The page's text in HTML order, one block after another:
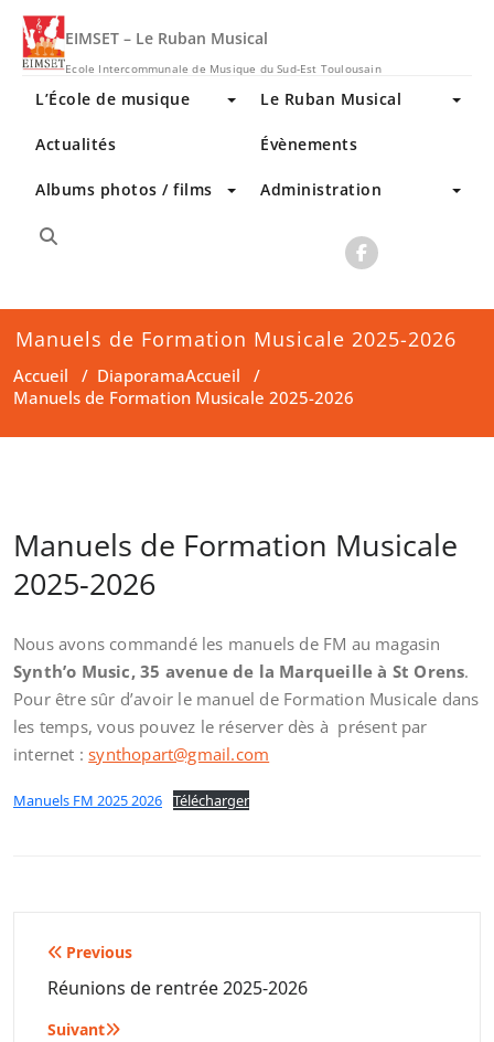
Skip
content
EIMSET – Le Ruban Musical
Ecole Intercommunale de Musique du Sud-Est Toulousain
L’École de musique Le Ruban Musical
Actualités Évènements
Albums photos / films Administration
Manuels de Formation Musicale 2025-2026
Accueil / DiaporamaAccueil /
Manuels de Formation Musicale 2025-2026
Manuels de Formation Musicale
2025-2026
Nous avons commandé les manuels de FM au magasin
Synth’o Music, 35 avenue de la Marqueille à St Orens.
Pour être sûr d’avoir le manuel de Formation Musicale dans
les temps, vous pouvez le réserver dès à présent par
internet :synthopart@gmail.com
Manuels FM 2025 2026 Télécharger
Navigation
de
l’article
Previous
Réunions de rentrée 2025-2026
Suivant